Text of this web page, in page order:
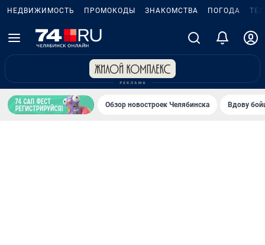
НЕДВИЖИМОСТЬ ПРОМОКОДЫ ЗНАКОМСТВА ПОГОДА
Обзор новостроек Челябинска Вдову